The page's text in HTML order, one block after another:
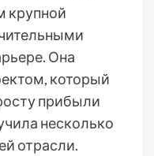
крупной
Она
который
прибыли
несколько
отрасли.